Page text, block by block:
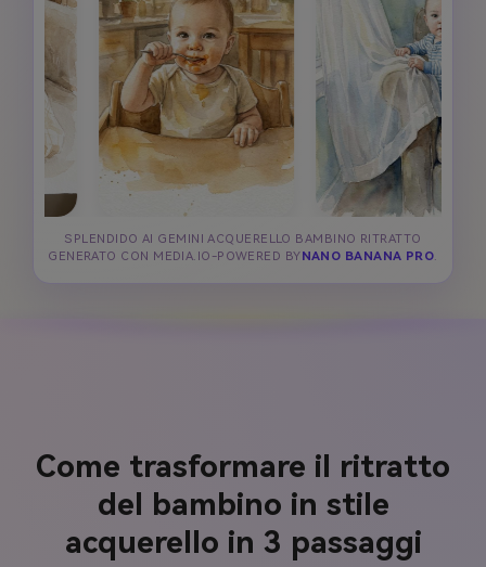
SPLENDIDO AI GEMINI ACQUERELLO BAMBINO RITRATTO
GENERATO CON MEDIA.IO-POWERED BY NANO BANANA PRO.
Come trasformare il ritratto
del bambino in stile
acquerello in 3 passaggi